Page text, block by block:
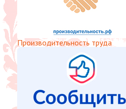
Производительность труда